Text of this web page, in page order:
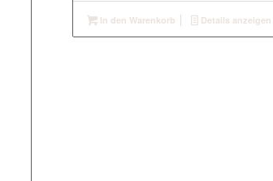
In den Warenkorb Details anzeigen